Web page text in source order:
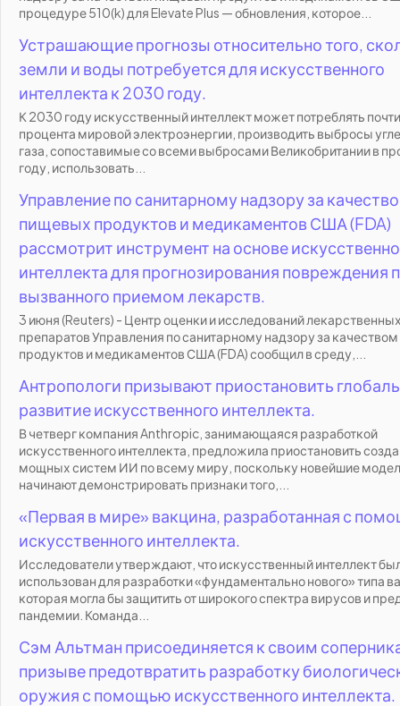
процедуре 510(k) для Elevate Plus — обновления, которое...
Устрашающие прогнозы относительно того,
земли и воды потребуется для искусственного
интеллекта к 2030 году.
К 2030 году искусственный интеллект может потреблять
процента мировой электроэнергии, производить выбросы
газа, сопоставимые со всеми выбросами Великобритании в
году, использовать...
Управление по санитарному надзору за
пищевых продуктов и медикаментов США (FDA)
рассмотрит инструмент на основе
интеллекта для прогнозирования повреждения
вызванного приемом лекарств.
3 июня (Reuters) - Центр оценки и исследований
препаратов Управления по санитарному надзору за
продуктов и медикаментов США (FDA) сообщил в среду,...
Антропологи призывают приостановить
развитие искусственного интеллекта.
В четверг компания Anthropic, занимающаяся разработкой
искусственного интеллекта, предложила приостановить
мощных систем ИИ по всему миру, поскольку новейшие
начинают демонстрировать признаки того,...
«Первая в мире» вакцина, разработанная с
искусственного интеллекта.
Исследователи утверждают, что искусственный интеллект
использован для разработки «фундаментально нового» типа
которая могла бы защитить от широкого спектра вирусов и
пандемии. Команда...
Сэм Альтман присоединяется к своим
призыве предотвратить разработку
оружия с помощью искусственного интеллекта.